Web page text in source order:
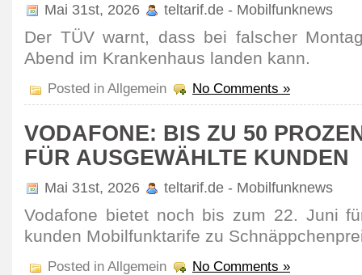
Mai 31st, 2026 teltarif.de - Mobilfunknews
Der TÜV warnt, dass bei falscher
Abend im Krankenhaus landen kann.
Posted in Allgemein No Comments »
VODAFONE: BIS ZU 50
FÜR AUSGEWÄHLTE KUNDEN
Mai 31st, 2026 teltarif.de - Mobilfunknews
Vodafone bietet noch bis zum 22. Juni
kunden Mobil­funk­tarife zu
Posted in Allgemein No Comments »